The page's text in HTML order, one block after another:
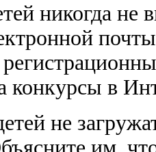
никогда
конкурсы в
не